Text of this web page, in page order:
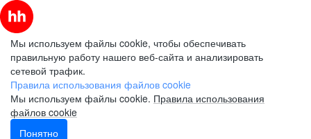
Мы используем файлы cookie, чтобы обеспечивать
правильную работу нашего веб-сайта и анализировать
сетевой трафик.
Правила использования файлов cookie
Мы используем файлы cookie. Правила использования
файлов cookie
Понятно